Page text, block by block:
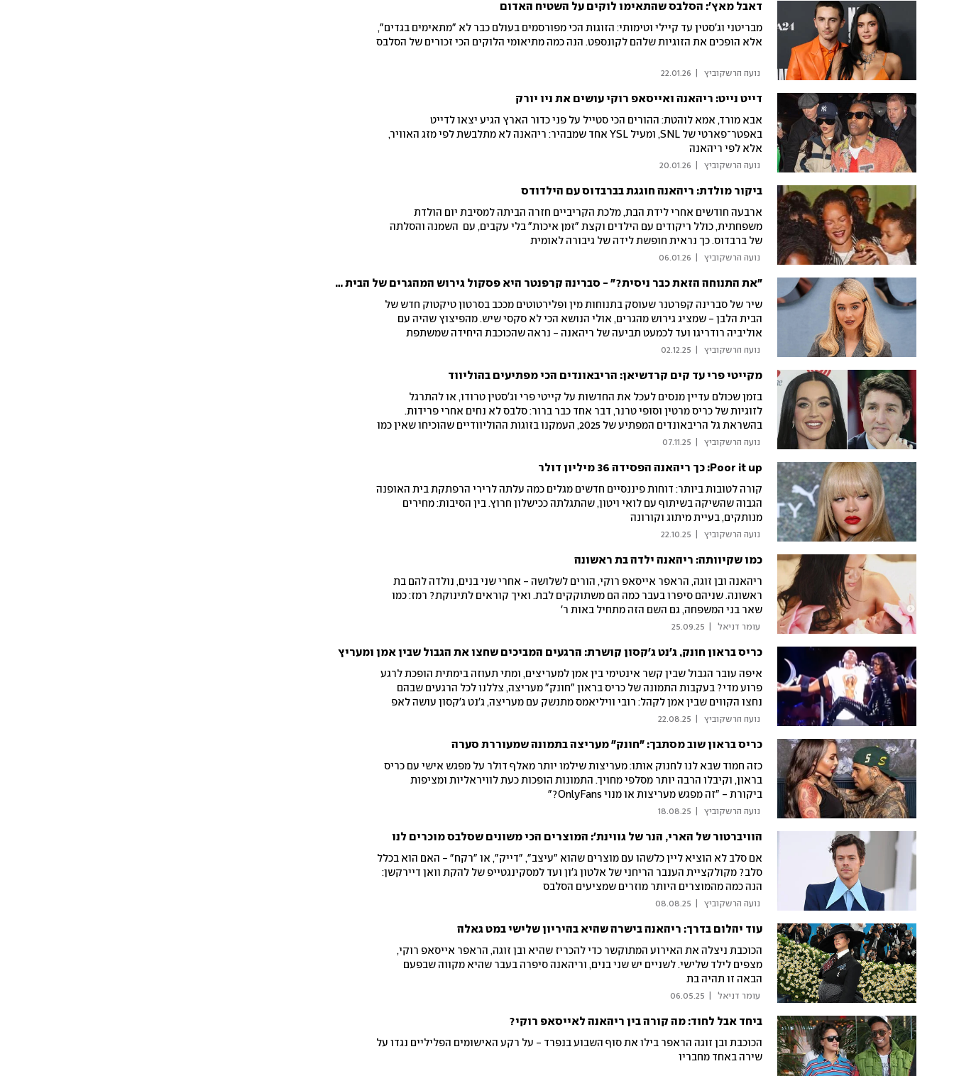
דאבל מאץ': הסלבס שהתאימו לוקים על השטיח האדום
מבריטני וג'סטין עד קיילי וטימותי: הזוגות הכי מפורסמים בעולם כבר לא "מתאימים בגדים",
אלא הופכים את הזוגיות שלהם לקונספט. הנה כמה מתיאומי הלוקים הכי זכורים של הסלבס
נועה הרשקוביץ 22.01.26
דייט נייט: ריהאנה ואייסאפ רוקי עושים את ניו יורק
אבא מורד, אמא לוהטת: ההורים הכי סטייל על פני כדור הארץ הגיע יצאו לדייט
באפטר־פארטי של SNL, ומעיל YSL אחד שמבהיר: ריהאנה לא מתלבשת לפי מזג האוויר,
אלא לפי ריהאנה
נועה הרשקוביץ 20.01.26
ביקור מולדת: ריהאנה חוגגת בברבדוס עם הילדודס
ארבעה חודשים אחרי לידת הבת, מלכת הקריביים חזרה הביתה למסיבת יום הולדת
משפחתית, כולל ריקודים עם הילדים וקצת "זמן איכות" בלי עקבים, עם השמנה והסלתה
של ברבדוס. כך נראית חופשת לידה של גיבורה לאומית
נועה הרשקוביץ 06.01.26
"את התנוחה הזאת כבר ניסית?" - סברינה קרפנטר היא פסקול גירוש המהגרים של הבית הלבן
שיר של סברינה קפרטנר שעוסק בתנוחות מין ופלירטוטים מככב בסרטון טיקטוק חדש של
הבית הלבן - שמציג גירוש מהגרים, אולי הנושא הכי לא סקסי שיש. מהפיצוץ שהיה עם
אוליביה רודריגו ועד לכמעט תביעה של ריהאנה - נראה שהכוכבת היחידה שמשתפת
פעולה מרצון עם הבית הלבן היא ניקי מינאז'. קרפנטר כרגע שומרת על שתיקה
נועה הרשקוביץ 02.12.25
מקייטי פרי עד קים קרדשיאן: הריבאונדים הכי מפתיעים בהוליווד
בזמן שכולם עדיין מנסים לעכל את החדשות על קייטי פרי וג'סטין טרודו, או להתרגל
לזוגיות של כריס מרטין וסופי טרנר, דבר אחד כבר ברור: סלבס לא נחים אחרי פרידות.
בהשראת גל הריבאונדים המפתיע של 2025, העמקנו בזוגות ההוליוודיים שהוכיחו שאין כמו
לב שבור כדי לפצוח ברומן לא צפוי
נועה הרשקוביץ 07.11.25
Poor it up: כך ריהאנה הפסידה 36 מיליון דולר
קורה לטובות ביותר: דוחות פיננסיים חדשים מגלים כמה עלתה לרירי הרפתקת בית האופנה
הגבוה שהשיקה בשיתוף עם לואי ויטון, שהתגלתה ככישלון חרוץ. בין הסיבות: מחירים
מנותקים, בעיית מיתוג וקורונה
נועה הרשקוביץ 22.10.25
כמו שקיוותה: ריהאנה ילדה בת ראשונה
ריהאנה ובן זוגה, הראפר אייסאפ רוקי, הורים לשלושה - אחרי שני בנים, נולדה להם בת
ראשונה. שניהם סיפרו בעבר כמה הם משתוקקים לבת. ואיך קוראים לתינוקת? רמז: כמו
שאר בני המשפחה, גם השם הזה מתחיל באות ר'
עומר דניאל 25.09.25
כריס בראון חונק, ג'נט ג'קסון קושרת: הרגעים המביכים שחצו את הגבול שבין אמן ומעריץ
איפה עובר הגבול שבין קשר אינטימי בין אמן למעריצים, ומתי תעוזה בימתית הופכת לרגע
פרוע מדי? בעקבות התמונה של כריס בראון "חונק" מעריצה, צללנו לכל הרגעים שבהם
נחצו הקווים שבין אמן לקהל: רובי וויליאמס מתנשק עם מעריצה, ג'נט ג'קסון עושה לאפ
דאנס למעריץ, קארדי בי משליכה בירה על הקהל, ועוד
נועה הרשקוביץ 22.08.25
כריס בראון שוב מסתבך: "חונק" מעריצה בתמונה שמעוררת סערה
כזה חמוד שבא לנו לחנוק אותו: מעריצות שילמו יותר מאלף דולר על מפגש אישי עם כריס
בראון, וקיבלו הרבה יותר מסלפי מחויך. התמונות הופכות כעת לוויראליות ומציפות
ביקורת - "זה מפגש מעריצות או מנוי OnlyFans?"
נועה הרשקוביץ 18.08.25
הוויברטור של הארי, הנר של גווינת': המוצרים הכי משונים שסלבס מוכרים לנו
אם סלב לא הוציא ליין כלשהו עם מוצרים שהוא "עיצב", "דייק", או "רקח" - האם הוא בכלל
סלב? מקולקציית הענבר הריחני של אלטון ג'ון ועד למסקינגטייפ של להקת וואן דיירקשן:
הנה כמה מהמוצרים היותר מוזרים שמציעים הסלבס
נועה הרשקוביץ 08.08.25
עוד יהלום בדרך: ריהאנה בישרה שהיא בהיריון שלישי במט גאלה
הכוכבת ניצלה את האירוע המתוקשר כדי להכריז שהיא ובן זוגה, הראפר אייסאפ רוקי,
מצפים לילד שלישי. לשניים יש שני בנים, וריהאנה סיפרה בעבר שהיא מקווה שבפעם
הבאה זו תהיה בת
עומר דניאל 06.05.25
ביחד אבל לחוד: מה קורה בין ריהאנה לאייסאפ רוקי?
הכוכבת ובן זוגה הראפר בילו את סוף השבוע בנפרד - על רקע האישומים הפליליים נגדו על
שירה באחד מחבריו